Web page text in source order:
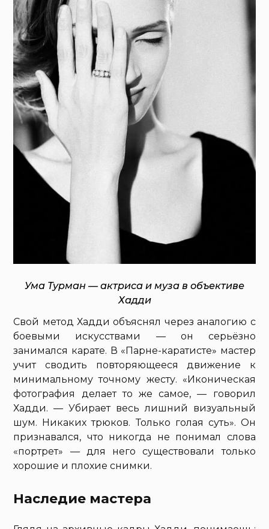
Ума Турман — актриса и муза в объективе
Хадди
Свой метод Хадди объяснял через аналогию с
боевыми искусствами — он серьёзно
занимался карате. В «Парне-каратисте» мастер
учит сводить повторяющееся движение к
минимальному точному жесту. «Иконическая
фотография делает то же самое, — говорил
Хадди. — Убирает весь лишний визуальный
шум. Никаких трюков. Только голая суть». Он
признавался, что никогда не понимал слова
«портрет» — для него существовали только
хорошие и плохие снимки.
Наследие мастера